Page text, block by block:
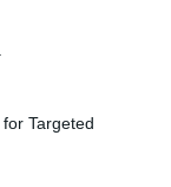
Targeted